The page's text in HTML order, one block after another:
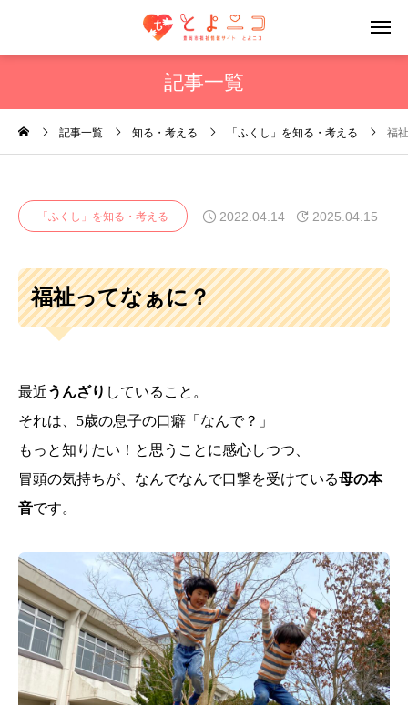
記事一覧
記事一覧 知る・考える 「ふくし」を知る・考える 福
「ふくし」を知る・考える 2022.04.14 2025.04.15
福祉ってなぁに？
最近うんざり していること。
それは、5歳の息子の口癖「なんで？」
もっと知りたい！と思うことに感心しつつ、
冒頭の気持ちが、なんでなんで口撃を受けている母の本
音です。